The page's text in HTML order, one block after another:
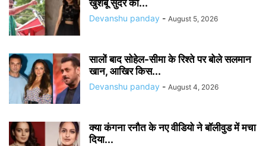
खुशबू सुंदर का...
Devanshu panday - August 5, 2026
सालों बाद सोहेल-सीमा के रिश्ते पर बोले सलमान
खान, आखिर किस...
Devanshu panday - August 4, 2026
क्या कंगना रनौत के नए वीडियो ने बॉलीवुड में मचा
दिया...